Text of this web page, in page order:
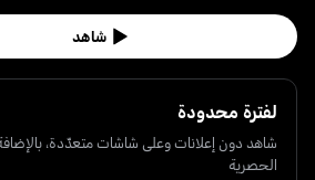
شاهد
لفترة محدودة
شاهد دون إعلانات وعلى شاشات متعدّدة، بالإضافة
الحصرية